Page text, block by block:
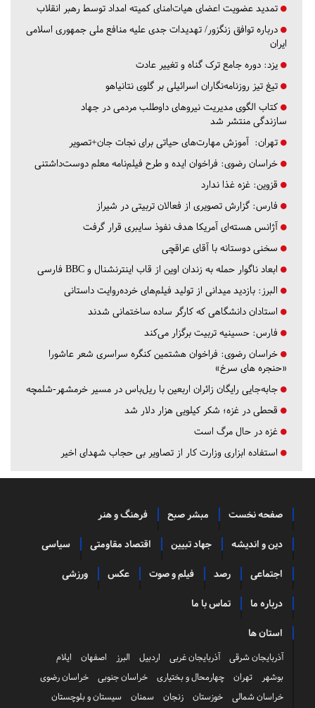
تمدید عضویت اعضای هیات‌امنای کمیته امداد توسط رهبر انقلاب
درباره توافق زنگزور/ تهدیدات جدی علیه منافع ملی جمهوری اسلامی
ایران
یزد: دوره جامع ترک گناه و تغییر عادت
تیغ تیز روزنامه‌نگاران اسرائیلی بر گلوی نتانیاهو
کتاب الگوی مدیریت نیروهای داوطلب مردمی در جهاد
سازندگی منتشر شد
تهران: آموزش مهارت‌های حیاتی برای نجات جان+تصویر
خراسان رضوی: فراخوان ایده و طرح فیلم‌نامه معلم دوست‌داشتنی
قزوین: غزه غذا ندارد
فارس: گزارش تصویری از فعالان تربیتی در شیراز
آژانس هسته‌ای آمریکا هدف نفوذ سایبری قرار گرفت
سخنی دوستانه با آقای عراقچی
ابعاد ناگوار حمله به زندان اوین از قاب اینترنشنال و BBC فارسی
البرز: بازدید میدانی از تولید فیلم‌های خرده‌روایت داستانی
استادان دانشگاهی که کارگر ساده ساختمانی شدند
فارس: حسینیه تربیت برگزار می‌کند
خراسان رضوی: فراخوان هشتمین کنگره سراسری شعر عاشورا
«حنجره های سرخ»
جابه‌جایی رایگان زائران اربعین با ریل‌باس در مسیر خرمشهر-شلمچه
قحطی در غزه؛ شکر کیلویی هزار دلار شد
غزه در حال مرگ است
استفاده ابزاری وزارت کار از تصاویر بی حجاب شهدای اخیر
صفحه نخست مبشر صبح فرهنگ و هنر
دین و اندیشه جهاد تبیین اقتصاد مقاومتی سیاسی
اجتماعی رصد فیلم و صوت عکس ورزشی
درباره ما تماس با ما
استان ها
آذربایجان شرقی آذربایجان غربی اردبیل البرز اصفهان
ایلام
بوشهر
تهران چهارمحال و بختیاری خراسان جنوبی
خراسان رضوی
خراسان شمالی
خوزستان زنجان سمنان سیستان و بلوچستان